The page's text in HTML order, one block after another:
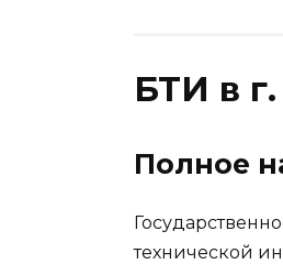
БТИ в
Полное
технической